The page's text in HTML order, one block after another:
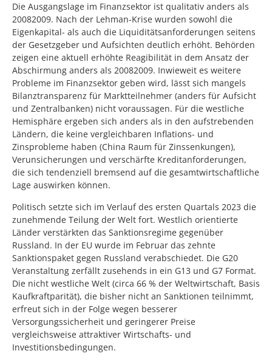
Die Ausgangslage im Finanzsektor ist qualitativ anders als
20082009. Nach der Lehman-Krise wurden sowohl die
Eigenkapital- als auch die Liquiditätsanforderungen seitens
der Gesetzgeber und Aufsichten deutlich erhöht. Behörden
zeigen eine aktuell erhöhte Reagibilität in dem Ansatz der
Abschirmung anders als 20082009. Inwieweit es weitere
Probleme im Finanzsektor geben wird, lässt sich mangels
Bilanztransparenz für Marktteilnehmer (anders für Aufsicht
und Zentralbanken) nicht voraussagen. Für die westliche
Hemisphäre ergeben sich anders als in den aufstrebenden
Ländern, die keine vergleichbaren Inflations- und
Zinsprobleme haben (China Raum für Zinssenkungen),
Verunsicherungen und verschärfte Kreditanforderungen,
die sich tendenziell bremsend auf die gesamtwirtschaftliche
Lage auswirken können.
Politisch setzte sich im Verlauf des ersten Quartals 2023 die
zunehmende Teilung der Welt fort. Westlich orientierte
Länder verstärkten das Sanktionsregime gegenüber
Russland. In der EU wurde im Februar das zehnte
Sanktionspaket gegen Russland verabschiedet. Die G20
Veranstaltung zerfällt zusehends in ein G13 und G7 Format.
Die nicht westliche Welt (circa 66 % der Weltwirtschaft, Basis
Kaufkraftparität), die bisher nicht an Sanktionen teilnimmt,
erfreut sich in der Folge wegen besserer
Versorgungssicherheit und geringerer Preise
vergleichsweise attraktiver Wirtschafts- und
Investitionsbedingungen.